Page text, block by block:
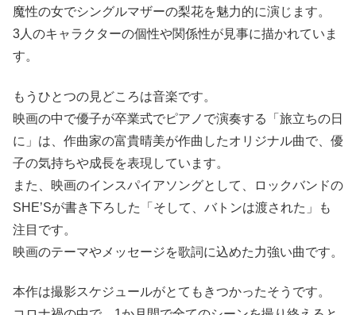
魔性の女でシングルマザーの梨花を魅力的に演じます。
3人のキャラクターの個性や関係性が見事に描かれていま
す。
もうひとつの見どころは音楽です。
映画の中で優子が卒業式でピアノで演奏する「旅立ちの日
に」は、作曲家の富貴晴美が作曲したオリジナル曲で、優
子の気持ちや成長を表現しています。
また、映画のインスパイアソングとして、ロックバンドの
SHE’Sが書き下ろした「そして、バトンは渡された」も
注目です。
映画のテーマやメッセージを歌詞に込めた力強い曲です。
本作は撮影スケジュールがとてもきつかったそうです。